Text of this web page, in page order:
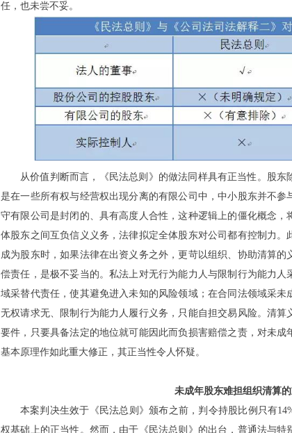
任，也未尝不妥。
从价值判断而言，《民法总则》的做法同样具有正当性。股东
是在一些所有权与经营权出现分离的有限公司中，中小股东并不
守有限公司是封闭的、具有高度人合性，这种逻辑上的僵化概念
体股东之间互负信义义务，法律拟定全体股东对公司都有控制力
成为股东时，如果法律在出资义务之外，更苛以组织、协助清算
偿责任，是极不妥当的。私法上对无行为能力人与限制行为能力
域采替代责任，使其避免进入未知的风险领域；在合同法领域采
无权请求无、限制行为能力人履行义务，只能自担交易风险。清
要件，只要具备法定的地位就可能因此而负损害赔偿之责，对未
基本原理作如此重大修正，其正当性令人怀疑。
未成年股东难担组织清算
本案判决生效于《民法总则》颁布之前，判令持股比例只有
权基础上的正当性。然而，由于《民法总则》的出台，普通法与